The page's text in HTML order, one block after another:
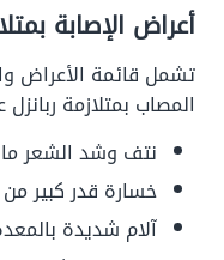
أعراض الإصابة
تشمل قائمة الأعراض
المصاب بمتلازمة
نتف وشد الشعر ما يقرب
خسارة قدر كبير
آلام شديدة